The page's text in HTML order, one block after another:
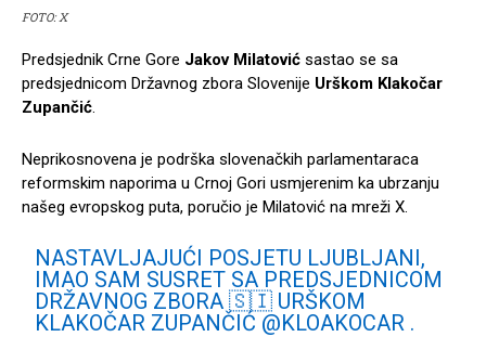
FOTO: X
Predsjednik Crne Gore Jakov Milatović sastao se sa
predsjednicom Državnog zbora Slovenije Urškom Klakočar
Zupančić.
Neprikosnovena je podrška slovenačkih parlamentaraca
reformskim naporima u Crnoj Gori usmjerenim ka ubrzanju
našeg evropskog puta, poručio je Milatović na mreži X.
NASTAVLJAJUĆI POSJETU LJUBLJANI,
IMAO SAM SUSRET SA PREDSJEDNICOM
DRŽAVNOG ZBORA 🇸🇮 URŠKOM
KLAKOČAR ZUPANČIĆ @KLOAKOCAR .